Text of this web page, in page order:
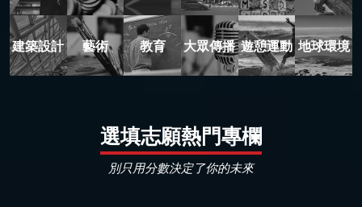
建築設計 藝術 教育 大眾傳播 遊憩運動 地球環境
選填志願熱門專欄
別只用分數決定了你的未來